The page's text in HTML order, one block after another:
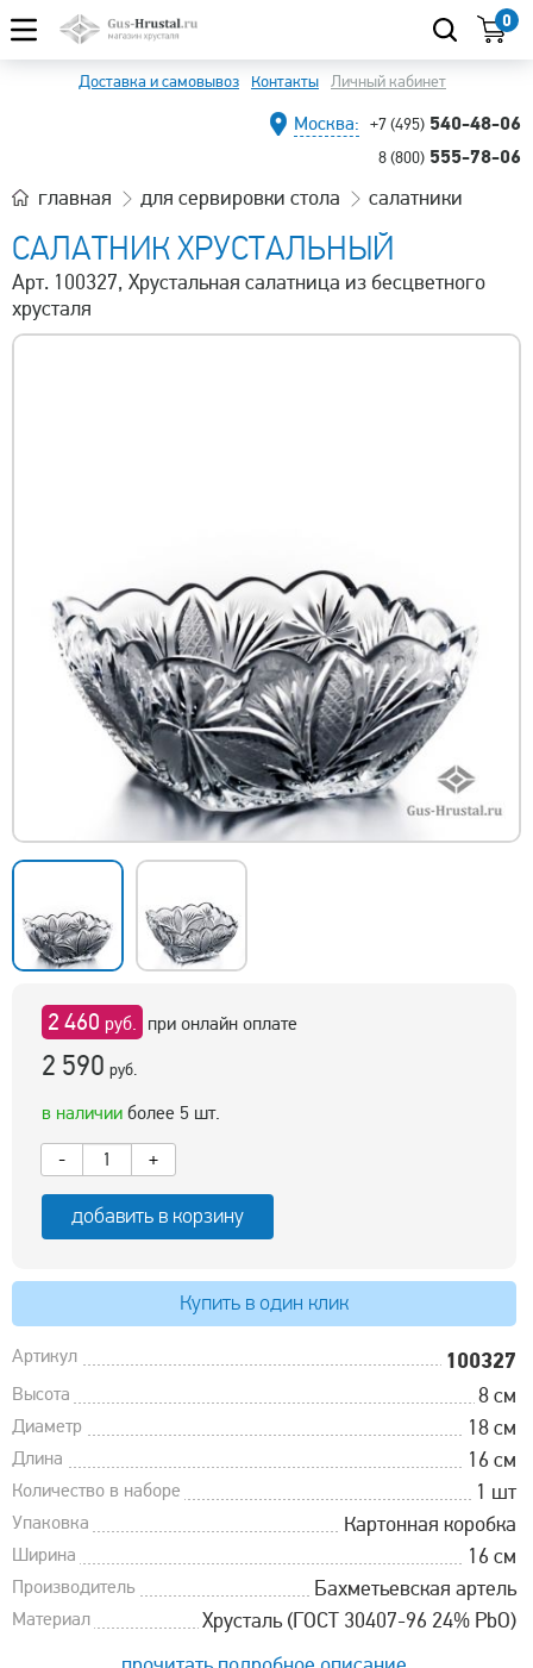
0
Доставка и самовывоз Контакты Личный кабинет
Москва: +7 (495) 540-48-06
8 (800) 555-78-06
главная для сервировки стола салатники
САЛАТНИК ХРУСТАЛЬНЫЙ
Арт. 100327, Хрустальная салатница из бесцветного
хрусталя
2 460 руб. при онлайн оплате
2 590 руб.
в наличии более 5 шт.
-
+
добавить в корзину
Купить в один клик
Артикул 100327
Высота 8 см
Диаметр 18 см
Длина 16 см
Количество в наборе 1 шт
Упаковка Картонная коробка
Ширина 16 см
Производитель Бахметьевская артель
Материал
Хрусталь (ГОСТ 30407-96 24% PbO)